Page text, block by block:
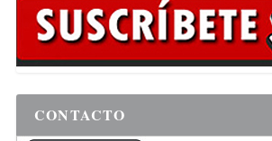
CONTACTO